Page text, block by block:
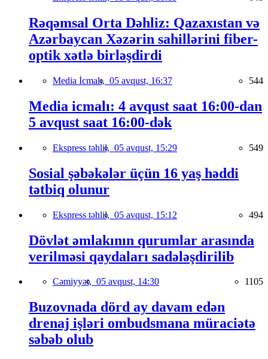
Rəqəmsal Orta Dəhliz: Qazaxıstan və
Azərbaycan Xəzərin sahillərini fiber-
optik xətlə birləşdirdi
Media İcmalı, 05 avqust, 16:37 544
Media icmalı: 4 avqust saat 16:00-dan
5 avqust saat 16:00-dək
Ekspress təhlil, 05 avqust, 15:29 549
Sosial şəbəkələr üçün 16 yaş həddi
tətbiq olunur
Ekspress təhlil, 05 avqust, 15:12 494
Dövlət əmlakının qurumlar arasında
verilməsi qaydaları sadələşdirilib
Cəmiyyət, 05 avqust, 14:30 1105
Buzovnada dörd ay davam edən
drenaj işləri ombudsmana müraciətə
səbəb olub